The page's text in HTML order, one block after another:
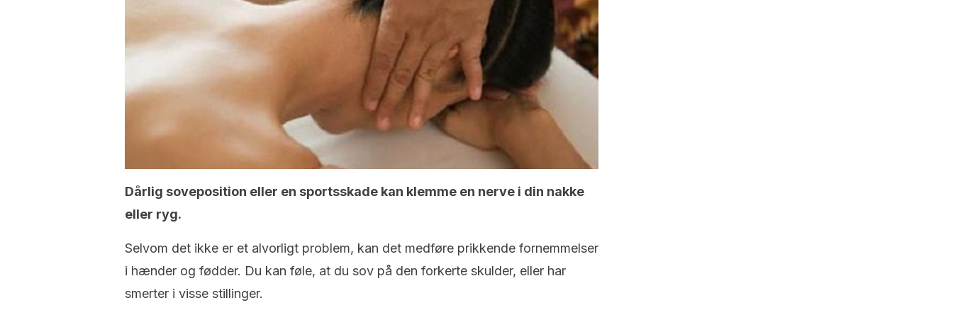
Dårlig soveposition eller en sportsskade kan klemme en nerve i din nakke
eller ryg.
Selvom det ikke er et alvorligt problem, kan det medføre prikkende fornemmelser
i hænder og fødder. Du kan føle, at du sov på den forkerte skulder, eller har
smerter i visse stillinger.